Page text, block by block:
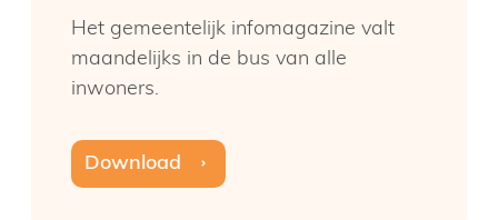
Het gemeentelijk infomagazine valt
maandelijks in de bus van alle
inwoners.
Download